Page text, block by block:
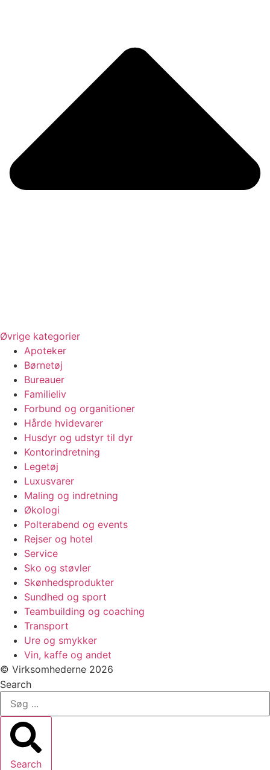
Øvrige kategorier
Apoteker
Børnetøj
Bureauer
Familieliv
Forbund og organitioner
Hårde hvidevarer
Husdyr og udstyr til dyr
Kontorindretning
Legetøj
Luxusvarer
Maling og indretning
Økologi
Polterabend og events
Rejser og hotel
Service
Sko og støvler
Skønhedsprodukter
Sundhed og sport
Teambuilding og coaching
Transport
Ure og smykker
Vin, kaffe og andet
© Virksomhederne 2026
Search
Search